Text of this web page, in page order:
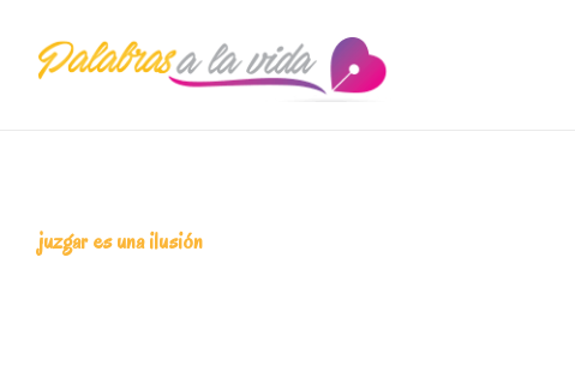
contenido
juzgar es una ilusión